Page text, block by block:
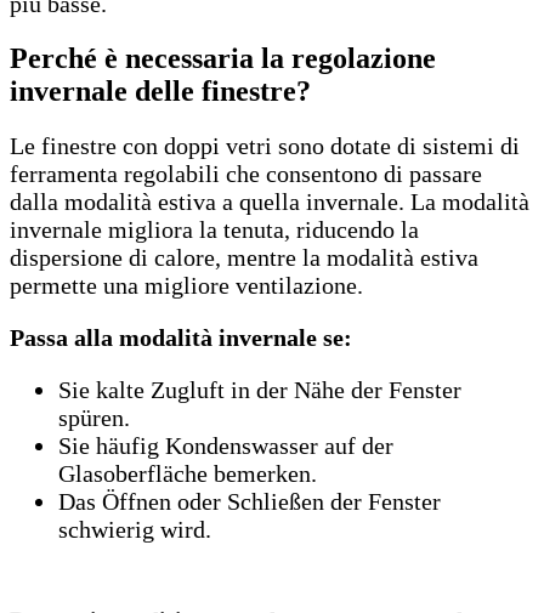
Perché è necessaria la regolazione
invernale delle finestre?
Le finestre con doppi vetri sono dotate di sistemi di
ferramenta regolabili che consentono di passare
dalla modalità estiva a quella invernale. La modalità
invernale migliora la tenuta, riducendo la
dispersione di calore, mentre la modalità estiva
permette una migliore ventilazione.
Passa alla modalità invernale se:
Sie kalte Zugluft in der Nähe der Fenster
spüren.
Sie häufig Kondenswasser auf der
Glasoberfläche bemerken.
Das Öffnen oder Schließen der Fenster
schwierig wird.